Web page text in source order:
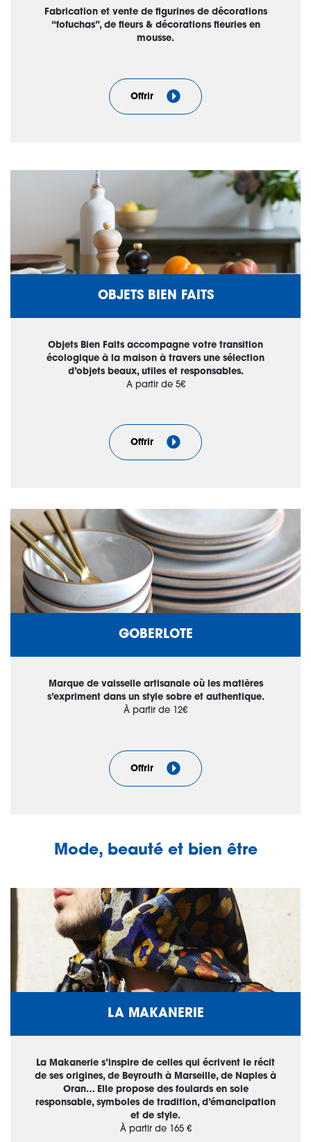
Fabrication et vente de figurines de décorations
“fofuchas”, de fleurs & décorations fleuries en
mousse.
Offrir
OBJETS BIEN FAITS
Objets Bien Faits accompagne votre transition
écologique à la maison à travers une sélection
d’objets beaux, utiles et responsables.
A partir de 5€
Offrir
GOBERLOTE
Marque de vaisselle artisanale où les matières
s’expriment dans un style sobre et authentique.
À partir de 12€
Offrir
Mode, beauté et bien être
LA MAKANERIE
La Makanerie s’inspire de celles qui écrivent le récit
de ses origines, de Beyrouth à Marseille, de Naples à
Oran… Elle propose des foulards en soie
responsable, symboles de tradition, d’émancipation
et de style.
À partir de 165 €